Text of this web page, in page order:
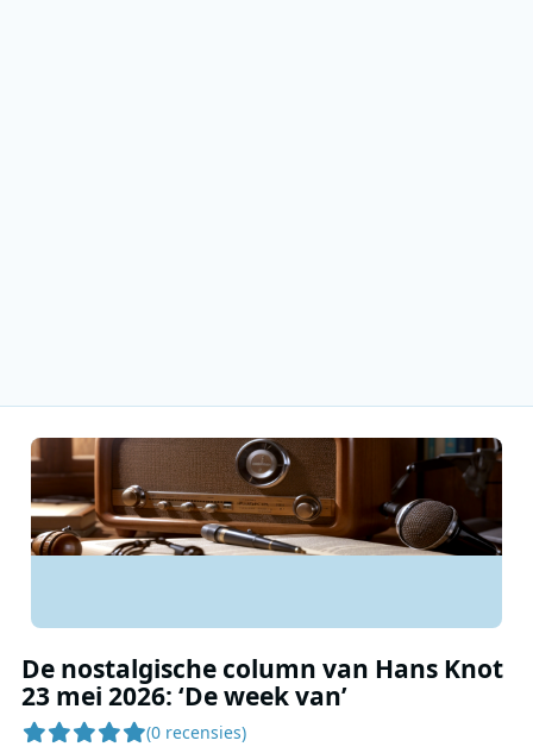
De nostalgische column van Hans Knot
23 mei 2026: ‘De week van’
(0 recensies)